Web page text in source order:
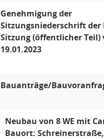
Genehmigung der
Sitzungsniederschrift der
Sitzung (öffentlicher Teil)
19.01.2023
Bauanträge/
Neubau von 8 WE mit
Bauort: Schreinerstraße,